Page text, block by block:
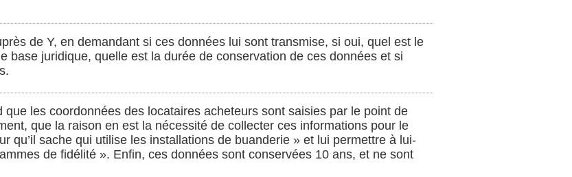
de Y, en demandant si ces données lui sont transmise, si oui, quel est le
base juridique, quelle est la durée de conservation de ces données et si
que les coordonnées des locataires acheteurs sont saisies par le point de
que la raison en est la nécessité de collecter ces informations pour le
qu’il sache qui utilise les installations de buanderie » et lui permettre à lui-
de fidélité ». Enfin, ces données sont conservées 10 ans, et ne sont